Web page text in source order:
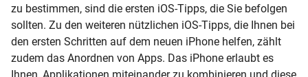
zu bestimmen, sind die ersten iOS-Tipps, die Sie befolgen
sollten. Zu den weiteren nützlichen iOS-Tipps, die Ihnen bei
den ersten Schritten auf dem neuen iPhone helfen, zählt
zudem das Anordnen von Apps. Das iPhone erlaubt es